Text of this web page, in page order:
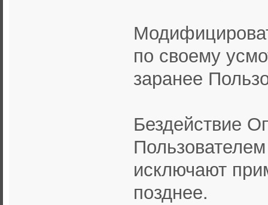
по своему
заранее
Бездействие
исключают
позднее.